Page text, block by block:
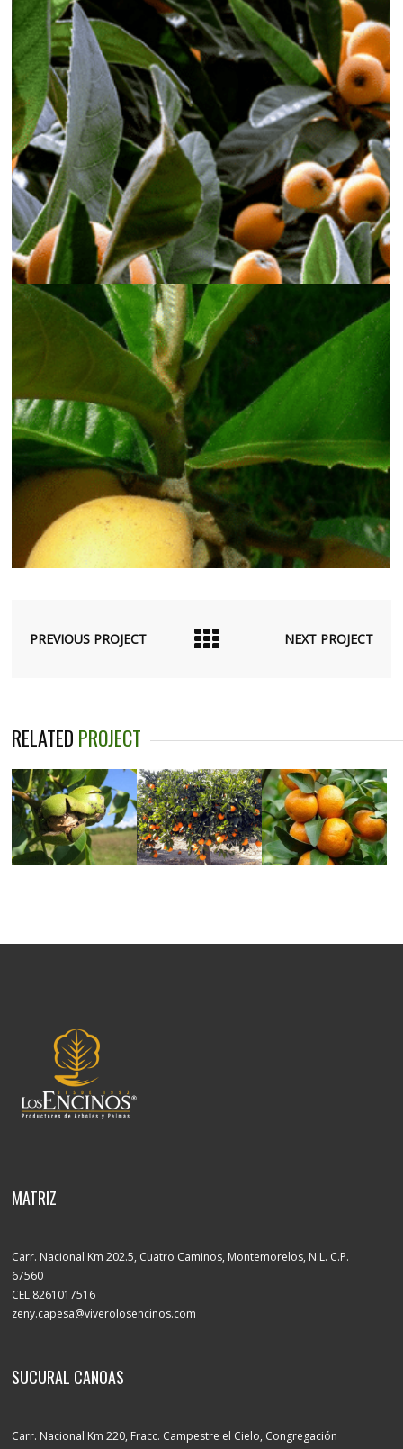
PREVIOUS PROJECT NEXT PROJECT
RELATED PROJECT
MATRIZ
Carr. Nacional Km 202.5, Cuatro Caminos, Montemorelos, N.L. C.P.
67560
CEL 8261017516
zeny.capesa@viverolosencinos.com
SUCURAL CANOAS
Carr. Nacional Km 220, Fracc. Campestre el Cielo, Congregación